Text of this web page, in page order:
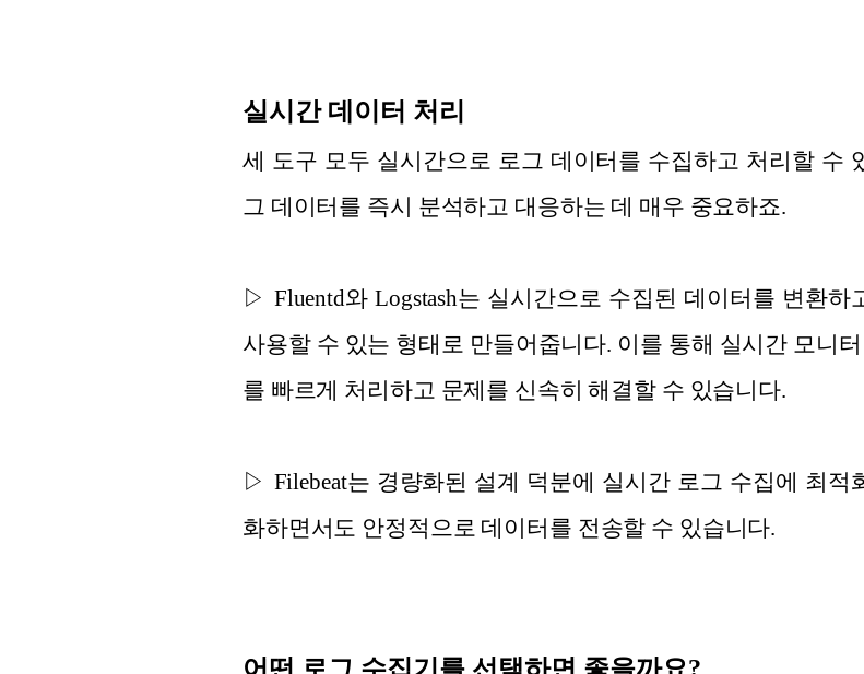
실시간 데이터 처리
세 도구 모두 실시간으로 로그 데이터를 수집하고 처리할 수
그 데이터를 즉시 분석하고 대응하는 데 매우 중요하죠.
▷ Fluentd와 Logstash는 실시간으로 수집된 데이터를 변환하
사용할 수 있는 형태로 만들어줍니다. 이를 통해 실시간 모니
를 빠르게 처리하고 문제를 신속히 해결할 수 있습니다.
▷ Filebeat는 경량화된 설계 덕분에 실시간 로그 수집에 최적
화하면서도 안정적으로 데이터를 전송할 수 있습니다.